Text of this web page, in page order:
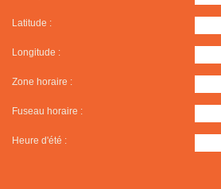
Latitude :
Longitude :
Zone horaire :
Fuseau horaire :
Heure d'été :